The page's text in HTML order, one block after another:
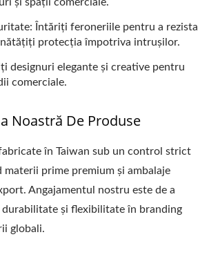
Întăriți feroneriile pentru a rezista
protecția împotriva intrușilor.
designuri elegante și creative pentru
comerciale.
Noastră De Produse
în Taiwan sub un control strict
prime premium și ambalaje
Angajamentul nostru este de a
și flexibilitate în branding
globali.